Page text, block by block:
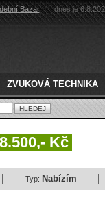
Bazar | dnes je
ZVUKOVÁ TECHNIKA
8.500,- Kč
Typ: Nabízím